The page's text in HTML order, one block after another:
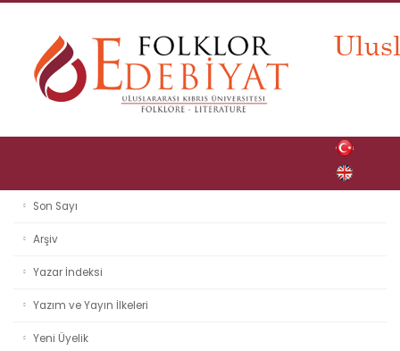
Son Sayı
Arşiv
Yazar İndeksi
Yazım ve Yayın İlkeleri
Yeni Üyelik